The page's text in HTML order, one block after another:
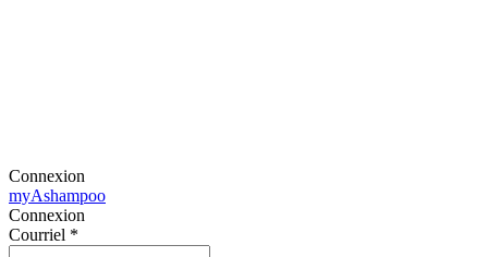
Connexion
myAshampoo
Connexion
Courriel *